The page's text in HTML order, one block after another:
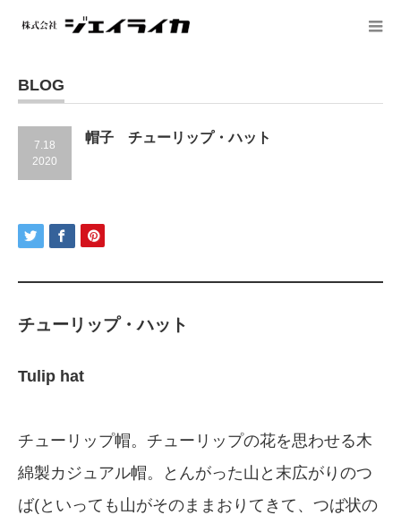
BLOG
7.18
2020
帽子 チューリップ・ハット
チューリップ・ハット
Tulip hat
チューリップ帽。チューリップの花を思わせる木
綿製カジュアル帽。とんがった山と末広がりのつ
ば(といっても山がそのままおりてきて、つば状の